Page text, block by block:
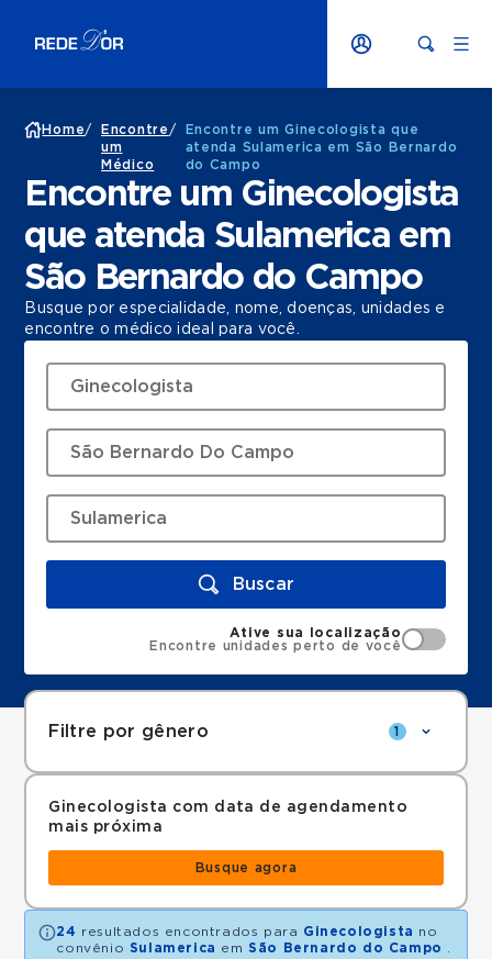
Home/
Encontre
um
Médico
/
Encontre um Ginecologista que
atenda Sulamerica em São Bernardo
do Campo
Encontre um Ginecologista
que atenda Sulamerica em
São Bernardo do Campo
Busque por especialidade, nome, doenças, unidades e
encontre o médico ideal para você.
Buscar
Ative sua localização
Encontre unidades perto de você
Filtre por gênero 1
Ginecologista com data de agendamento
mais próxima
Busque agora
24 resultados encontrados para Ginecologista no
convênio Sulamerica em São Bernardo do Campo